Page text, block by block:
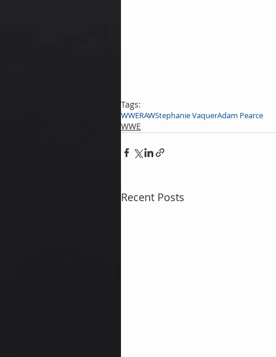
Tags:
WWERAWStephanie VaquerAdam Pearce
WWE
Recent Posts